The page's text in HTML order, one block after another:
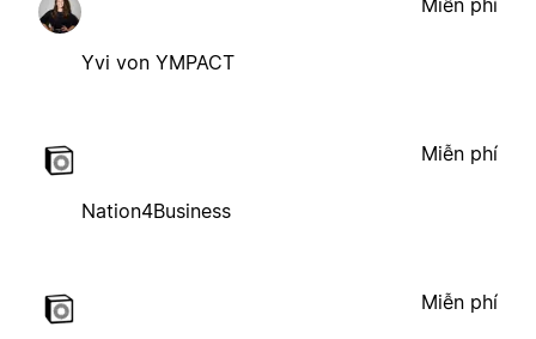
Yvi von YMPACT
Nation4Business
Miễn phí
Miễn phí